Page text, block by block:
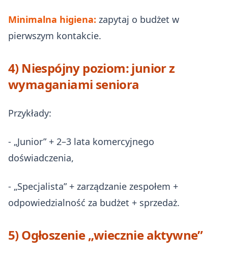
Minimalna higiena: zapytaj o budżet w
pierwszym kontakcie.
4) Niespójny poziom: junior z
wymaganiami seniora
Przykłady:
- „Junior” + 2–3 lata komercyjnego
doświadczenia,
- „Specjalista” + zarządzanie zespołem +
odpowiedzialność za budżet + sprzedaż.
5) Ogłoszenie „wiecznie aktywne”